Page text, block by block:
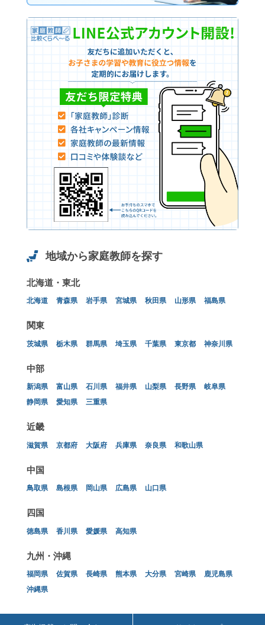
地域から家庭教師を探す
北海道・東北
北海道 青森県 岩手県 宮城県 秋田県 山形県 福島県
関東
茨城県 栃木県 群馬県 埼玉県 千葉県 東京都 神奈川県
中部
新潟県 富山県 石川県 福井県 山梨県 長野県
岐阜県
静岡県
愛知県 三重県
近畿
滋賀県 京都府 大阪府 兵庫県 奈良県 和歌山県
中国
鳥取県 島根県 岡山県 広島県 山口県
四国
徳島県 香川県 愛媛県 高知県
九州・沖縄
福岡県 佐賀県 長崎県 熊本県 大分県 宮崎県
鹿児島県
沖縄県